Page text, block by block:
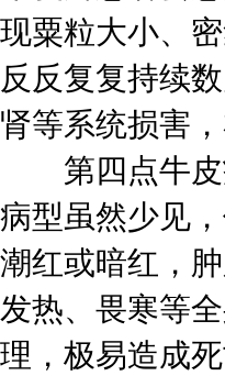
现粟粒大小、
反反复复持续
肾等系统损害
第四点牛皮
病型虽然少见
潮红或暗红，
发热、畏寒等
理，极易造成